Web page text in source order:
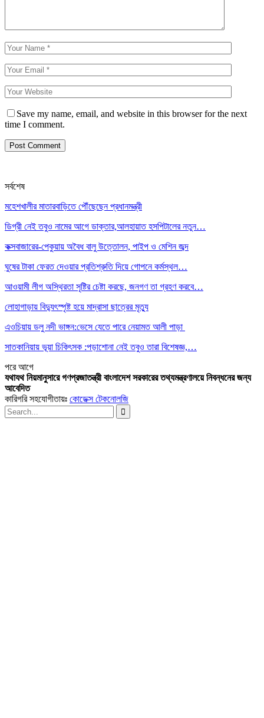
Save my name, email, and website in this browser for the next
time I comment.
সর্বশেষ
মহেশখালীর মাতারবাড়িতে পৌঁছেছেন প্রধানমন্ত্রী
ডিগ্রী নেই তবুও নামের আগে ডাক্তার,আলহায়াত হসপিটালের নতুন…
কক্সবাজারের-পেকুয়ায় অবৈধ বালু উত্তোলন, পাইপ ও মেশিন জব্দ
ঘুষের টাকা ফেরত দেওয়ার প্রতিশ্রুতি দিয়ে গোপনে কর্মস্থল…
আওয়ামী লীগ অস্থিরতা সৃষ্টির চেষ্টা করছে, জনগণ তা গ্রহণ করবে…
লোহাগাড়ায় বিদ্যুৎস্পৃষ্ট হয়ে মাদ্রাসা ছাত্রের মৃত্যু
এওচিয়ায় ডলু নদী ভাঙ্গন:ভেসে যেতে পারে নেয়ামত আলী পাড়া
সাতকানিয়ায় ভূয়া চিকিৎসক :পড়াশোনা নেই তবুও তারা বিশেষজ্ঞ,…
পরেআগে
যথাযথ নিয়মানুসারে গণপ্রজাতন্ত্রী বাংলাদেশ সরকারের তথ্যমন্ত্রণালয়ে নিবন্ধনের জন্য
আবেদিত
কারিগরি সহযোগীতায়ঃ কোডেক্স টেকনোলজি